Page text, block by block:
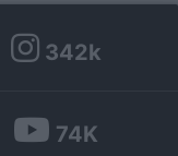
342k
74K